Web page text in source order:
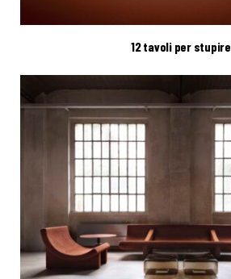
12 tavoli per stupire